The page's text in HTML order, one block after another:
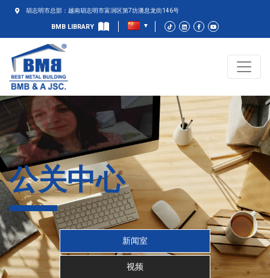
胡志明市总部：越南胡志明市富润区第7坊潘息龙街146号
BMB LIBRARY
公关中心
新闻室
视频